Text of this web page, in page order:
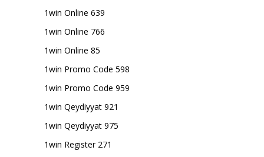
1win Online 639
1win Online 766
1win Online 85
1win Promo Code 598
1win Promo Code 959
1win Qeydiyyat 921
1win Qeydiyyat 975
1win Register 271